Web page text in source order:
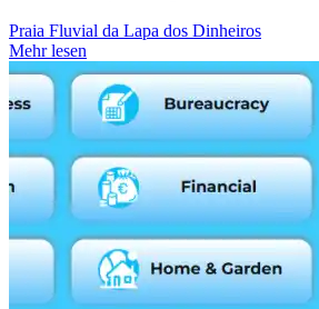
Praia Fluvial da Lapa dos Dinheiros
Mehr lesen